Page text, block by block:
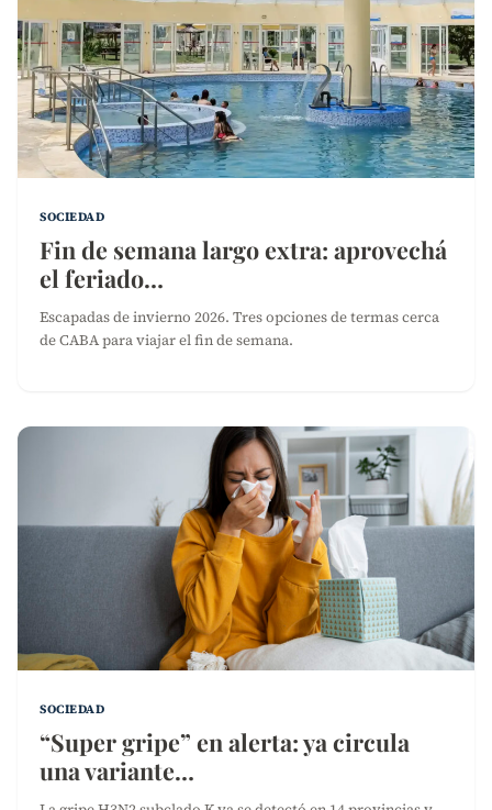
SOCIEDAD
Fin de semana largo extra: aprovechá
el feriado…
Escapadas de invierno 2026. Tres opciones de termas cerca
de CABA para viajar el fin de semana.
SOCIEDAD
“Super gripe” en alerta: ya circula
una variante…